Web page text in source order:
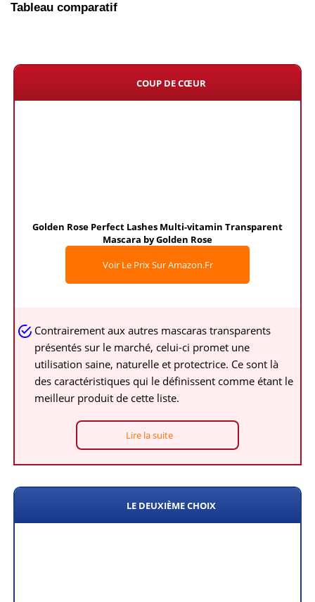
Tableau comparatif
COUP DE CŒUR
Golden Rose Perfect Lashes Multi-vitamin Transparent
Mascara by Golden Rose
Voir Le Prix Sur Amazon.fr
Contrairement aux autres mascaras transparents
présentés sur le marché, celui-ci promet une
utilisation saine, naturelle et protectrice. Ce sont là
des caractéristiques qui le définissent comme étant le
meilleur produit de cette liste.
Lire la suite
LE DEUXIÈME CHOIX